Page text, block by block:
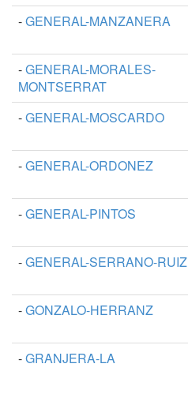
-GENERAL-MANZANERA
-GENERAL-MORALES-
MONTSERRAT
-GENERAL-MOSCARDO
-GENERAL-ORDONEZ
-GENERAL-PINTOS
-GENERAL-SERRANO-RUIZ
-GONZALO-HERRANZ
-GRANJERA-LA